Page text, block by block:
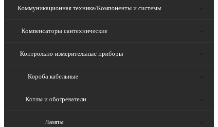
Коммуникационная техника/Компоненты и системы
Компенсаторы сантехнические
Контрольно-измерительные приборы
Короба кабельные
Котлы и обогреватели
Лампы